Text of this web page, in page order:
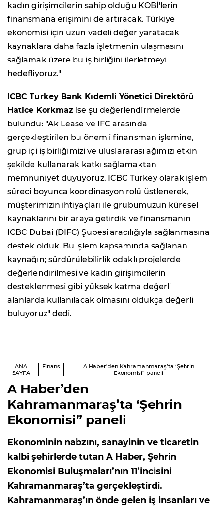
kadın girişimcilerin sahip olduğu KOBİ'lerin
finansmana erişimini de artıracak. Türkiye
ekonomisi için uzun vadeli değer yaratacak
kaynaklara daha fazla işletmenin ulaşmasını
sağlamak üzere bu iş birliğini ilerletmeyi
hedefliyoruz."
ICBC Turkey Bank Kıdemli Yönetici Direktörü
Hatice Korkmaz ise şu değerlendirmelerde
bulundu: "Ak Lease ve IFC arasında
gerçekleştirilen bu önemli finansman işlemine,
grup içi iş birliğimizi ve uluslararası ağımızı etkin
şekilde kullanarak katkı sağlamaktan
memnuniyet duyuyoruz. ICBC Turkey olarak işlem
süreci boyunca koordinasyon rolü üstlenerek,
müşterimizin ihtiyaçları ile grubumuzun küresel
kaynaklarını bir araya getirdik ve finansmanın
ICBC Dubai (DIFC) Şubesi aracılığıyla sağlanmasına
destek olduk. Bu işlem kapsamında sağlanan
kaynağın; sürdürülebilirlik odaklı projelerde
değerlendirilmesi ve kadın girişimcilerin
desteklenmesi gibi yüksek katma değerli
alanlarda kullanılacak olmasını oldukça değerli
buluyoruz" dedi.
ANA
SAYFA
Finans
A Haber’den Kahramanmaraş’ta ‘Şehrin
Ekonomisi” paneli
A Haber’den
Kahramanmaraş’ta ‘Şehrin
Ekonomisi” paneli
Ekonominin nabzını, sanayinin ve ticaretin
kalbi şehirlerde tutan A Haber, Şehrin
Ekonomisi Buluşmaları’nın 11’incisini
Kahramanmaraş’ta gerçekleştirdi.
Kahramanmaraş’ın önde gelen iş insanları ve